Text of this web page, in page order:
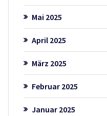
Mai 2025
April 2025
März 2025
Februar 2025
Januar 2025